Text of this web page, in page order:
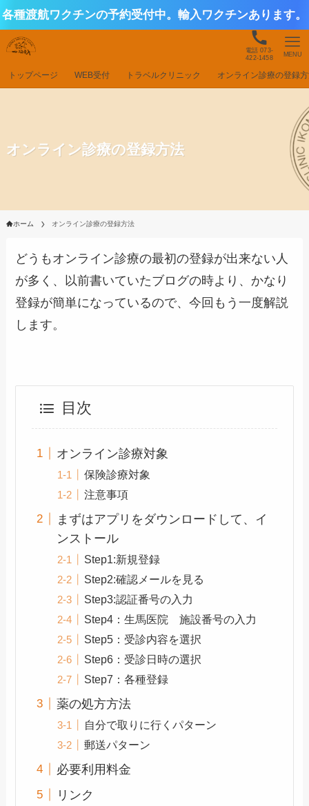
各種渡航ワクチンの予約受付中。輸入ワクチンあります。
電話 073-
422-1458
MENU
トップページ WEB受付 トラベルクリニック オンライン診療の登録
オンライン診療の登録方法
ホーム オンライン診療の登録方法
どうもオンライン診療の最初の登録が出来ない人
が多く、以前書いていたブログの時より、かなり
登録が簡単になっているので、今回もう一度解説
します。
目次
オンライン診療対象
保険診療対象
注意事項
まずはアプリをダウンロードして、イ
ンストール
Step1:新規登録
Step2:確認メールを見る
Step3:認証番号の入力
Step4：生馬医院 施設番号の入力
Step5：受診内容を選択
Step6：受診日時の選択
Step7：各種登録
薬の処方方法
自分で取りに行くパターン
郵送パターン
必要利用料金
リンク